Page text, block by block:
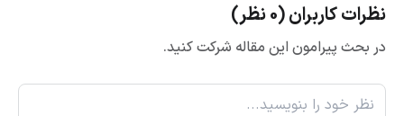
نظرات کاربران (0 نظر)
در بحث پیرامون این مقاله شرکت کنید.